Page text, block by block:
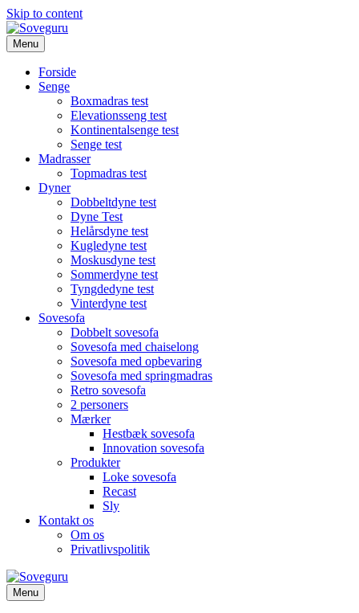
Skip to content
Menu
Forside
Senge
Boxmadras test
Elevationsseng test
Kontinentalsenge test
Senge test
Madrasser
Topmadras test
Dyner
Dobbeltdyne test
Dyne Test
Helårsdyne test
Kugledyne test
Moskusdyne test
Sommerdyne test
Tyngdedyne test
Vinterdyne test
Sovesofa
Dobbelt sovesofa
Sovesofa med chaiselong
Sovesofa med opbevaring
Sovesofa med springmadras
Retro sovesofa
2 personers
Mærker
Hestbæk sovesofa
Innovation sovesofa
Produkter
Loke sovesofa
Recast
Sly
Kontakt os
Om os
Privatlivspolitik
Menu